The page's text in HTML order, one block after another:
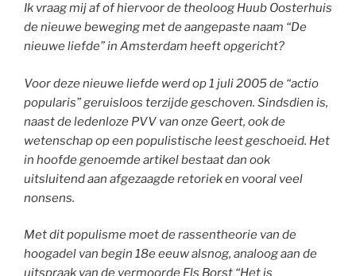
Ik vraag mij af of hiervoor de theoloog Huub Oosterhuis
de nieuwe beweging met de aangepaste naam “De
nieuwe liefde” in Amsterdam heeft opgericht?
Voor deze nieuwe liefde werd op 1 juli 2005 de “actio
popularis” geruisloos terzijde geschoven. Sindsdien is,
naast de ledenloze PVV van onze Geert, ook de
wetenschap op een populistische leest geschoeid. Het
in hoofde genoemde artikel bestaat dan ook
uitsluitend aan afgezaagde retoriek en vooral veel
nonsens.
Met dit populisme moet de rassentheorie van de
hoogadel van begin 18e eeuw alsnog, analoog aan de